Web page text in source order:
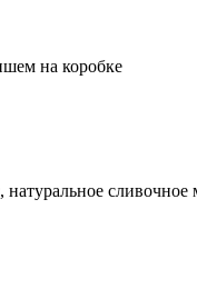
на коробке
сливочное